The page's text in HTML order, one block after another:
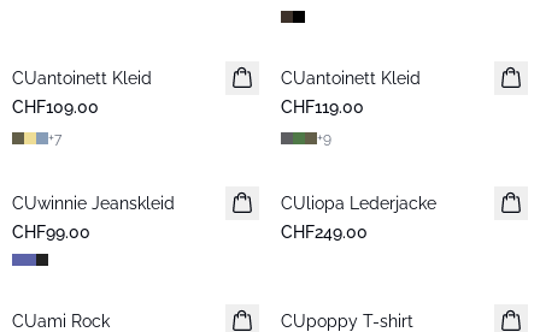
Neuheiten
CUantoinett Kleid
CHF109.00
+7
Neuheiten
CUantoinett Kleid
CHF119.00
+9
Neuheiten
CUwinnie Jeanskleid
CHF99.00
Neuheiten
CUliopa Lederjacke
CHF249.00
Neuheiten
CUami Rock
Neuheiten
CUpoppy T-shirt